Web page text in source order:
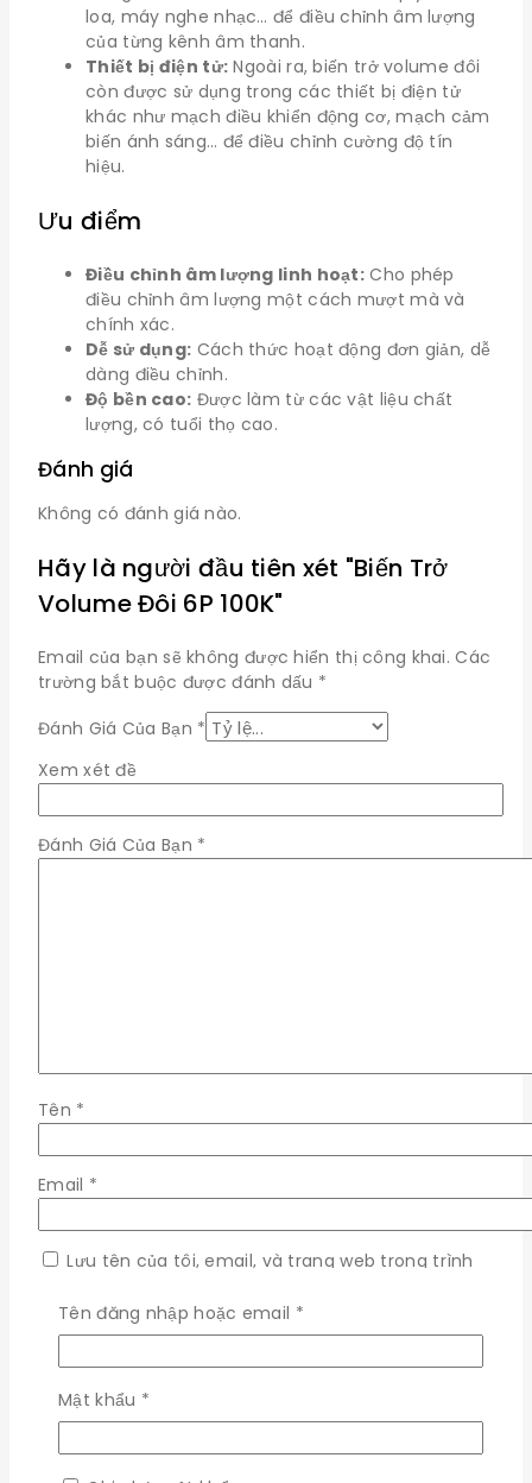
loa, máy nghe nhạc… để điều chỉnh âm lượng
của từng kênh âm thanh.
Thiết bị điện tử: Ngoài ra, biến trở volume đôi
còn được sử dụng trong các thiết bị điện tử
khác như mạch điều khiển động cơ, mạch cảm
biến ánh sáng… để điều chỉnh cường độ tín
hiệu.
Ưu điểm
Điều chỉnh âm lượng linh hoạt: Cho phép
điều chỉnh âm lượng một cách mượt mà và
chính xác.
Dễ sử dụng: Cách thức hoạt động đơn giản, dễ
dàng điều chỉnh.
Độ bền cao: Được làm từ các vật liệu chất
lượng, có tuổi thọ cao.
Đánh giá
Không có đánh giá nào.
Hãy là người đầu tiên xét "Biến Trở
Volume Đôi 6P 100K"
Email của bạn sẽ không được hiển thị công khai. Các
trường bắt buộc được đánh dấu *
Đánh Giá Của Bạn *
Xem xét đề
Đánh Giá Của Bạn *
Tên *
Email *
Lưu tên của tôi, email, và trang web trong trình
×
Đăng nhập
Tên đăng nhập hoặc email *Bắt
buộc
Mật khẩu *
buộc